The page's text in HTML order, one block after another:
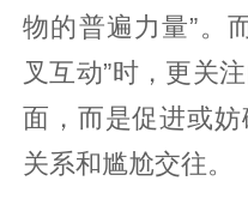
物的普遍力量”。
叉互动”时，更关
面，而是促进或
关系和尴尬交往。